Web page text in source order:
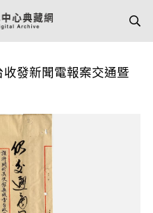
發新聞電報案交通暨